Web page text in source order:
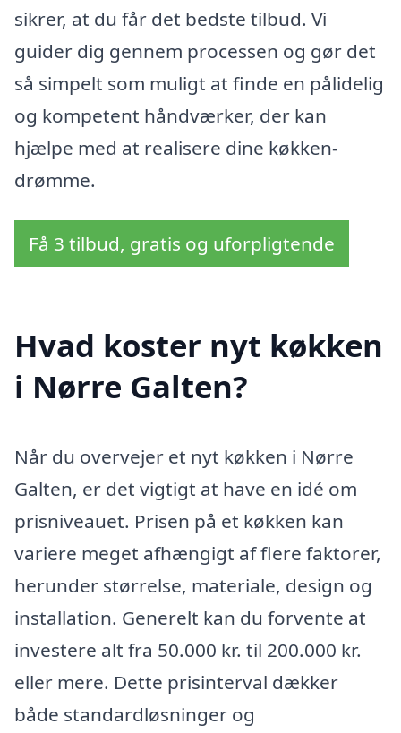
sikrer, at du får det bedste tilbud. Vi
guider dig gennem processen og gør det
så simpelt som muligt at finde en pålidelig
og kompetent håndværker, der kan
hjælpe med at realisere dine køkken-
drømme.
Få 3 tilbud, gratis og uforpligtende
Hvad koster nyt køkken
i Nørre Galten?
Når du overvejer et nyt køkken i Nørre
Galten, er det vigtigt at have en idé om
prisniveauet. Prisen på et køkken kan
variere meget afhængigt af flere faktorer,
herunder størrelse, materiale, design og
installation. Generelt kan du forvente at
investere alt fra 50.000 kr. til 200.000 kr.
eller mere. Dette prisinterval dækker
både standardløsninger og